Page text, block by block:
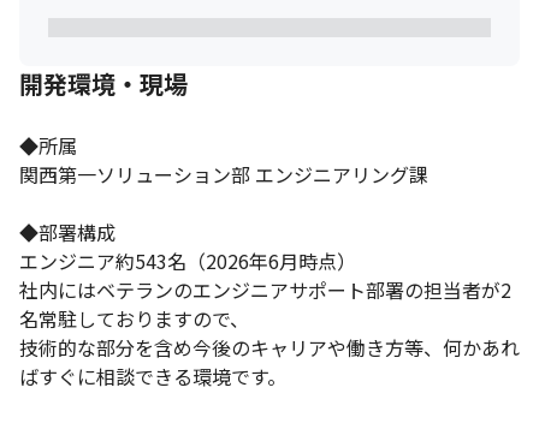
定期的な面談を実施し、
元エンジニアが常駐しているので、技術的な不安や悩みがあれ
（変更の範囲）会社の定める業務
開発環境・現場
◆所属
関西第一ソリューション部 エンジニアリング課
◆部署構成
エンジニア約543名（2026年6月時点）
社内にはベテランのエンジニアサポート部署の担当者が2
名常駐しておりますので、
技術的な部分を含め今後のキャリアや働き方等、何かあれ
ばすぐに相談できる環境です。